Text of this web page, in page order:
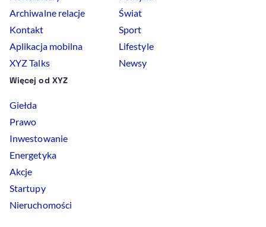
Archiwalne relacje
Kontakt
Aplikacja mobilna
XYZ Talks
Świat
Sport
Lifestyle
Newsy
Więcej od XYZ
Giełda
Prawo
Inwestowanie
Energetyka
Akcje
Startupy
Nieruchomości